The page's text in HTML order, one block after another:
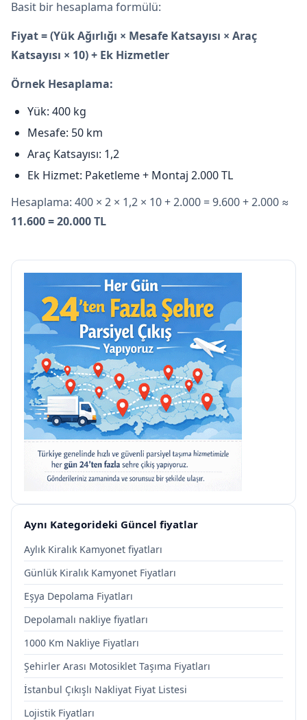
Basit bir hesaplama formülü:
Fiyat = (Yük Ağırlığı × Mesafe Katsayısı × Araç
Katsayısı × 10) + Ek Hizmetler
Örnek Hesaplama:
Yük: 400 kg
Mesafe: 50 km
Araç Katsayısı: 1,2
Ek Hizmet: Paketleme + Montaj 2.000 TL
Hesaplama: 400 × 2 × 1,2 × 10 + 2.000 = 9.600 + 2.000 ≈
11.600 = 20.000 TL
Aynı Kategorideki Güncel fiyatlar
Aylık Kiralık Kamyonet fiyatları
Günlük Kiralık Kamyonet Fiyatları
Eşya Depolama Fiyatları
Depolamalı nakliye fiyatları
1000 Km Nakliye Fiyatları
Şehirler Arası Motosiklet Taşıma Fiyatları
İstanbul Çıkışlı Nakliyat Fiyat Listesi
Lojistik Fiyatları